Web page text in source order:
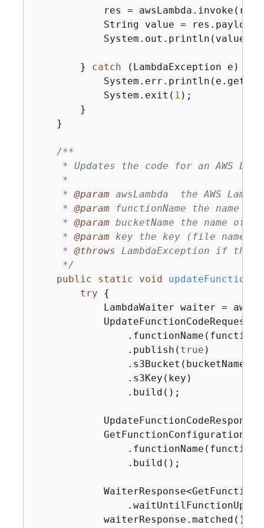
res =
String value =
            System.out.println(value);
        }
catch (LambdaException e)
            System.exit(
1 );
        }
    }
/**
* Updates the code for an AWS
     *
     *
@param awsLambda  the AWS
     *
@param functionName the name of
     *
@param bucketName the name of
     *
@param key the key (file name)
     *
@throws LambdaException if
     */
public
static void
try
{
LambdaWaiter waiter =
UpdateFunctionCodeRequest
                .publish(
true )
                .s3Bucket(bucketName)
                .s3Key(key)
                .build();
                .build();